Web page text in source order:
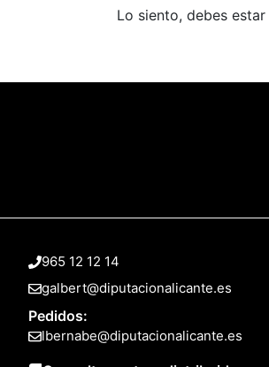
Lo siento, debes estar
965 12 12 14
galbert@diputacionalicante.es
Pedidos:
lbernabe@diputacionalicante.es